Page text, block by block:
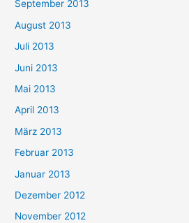
September 2013
August 2013
Juli 2013
Juni 2013
Mai 2013
April 2013
März 2013
Februar 2013
Januar 2013
Dezember 2012
November 2012